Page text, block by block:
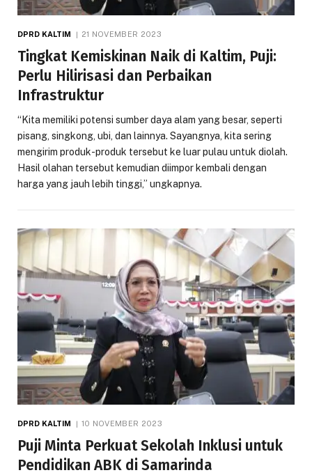
DPRD KALTIM 21 NOVEMBER 2023
Tingkat Kemiskinan Naik di Kaltim, Puji:
Perlu Hilirisasi dan Perbaikan
Infrastruktur
“Kita memiliki potensi sumber daya alam yang besar, seperti
pisang, singkong, ubi, dan lainnya. Sayangnya, kita sering
mengirim produk-produk tersebut ke luar pulau untuk diolah.
Hasil olahan tersebut kemudian diimpor kembali dengan
harga yang jauh lebih tinggi,” ungkapnya.
DPRD KALTIM 10 NOVEMBER 2023
Puji Minta Perkuat Sekolah Inklusi untuk
Pendidikan ABK di Samarinda